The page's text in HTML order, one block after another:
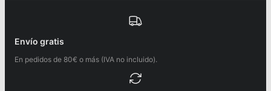
Envío gratis
En pedidos de 80€ o más (IVA no incluido).